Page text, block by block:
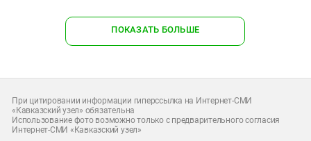
ПОКАЗАТЬ БОЛЬШЕ
При цитировании информации гиперссылка на Интернет-СМИ
«Кавказский узел» обязательна
Использование фото возможно только с предварительного согласия
Интернет-СМИ «Кавказский узел»